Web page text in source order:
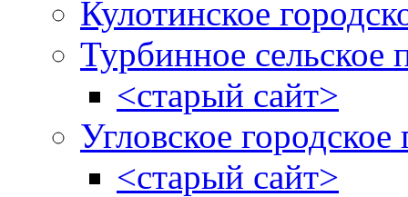
Кулотинское
Турбинное сельское
<старый сайт>
Угловское городское
<старый сайт>